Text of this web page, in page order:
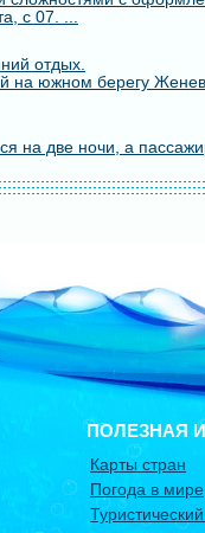
с 07. ...
отдых.
южном берегу
на две ночи, а
ПОЛЕЗНАЯ
Карты стран
Погода в мире